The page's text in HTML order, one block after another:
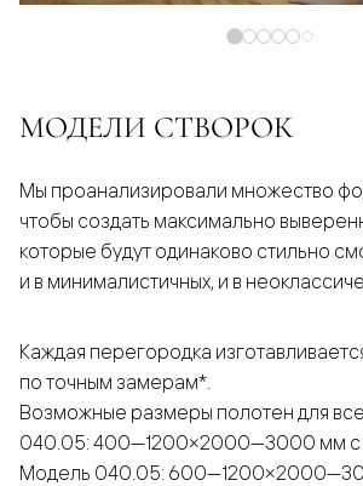
МОДЕЛИ СТВОРОК
Мы проанализировали множество
чтобы создать максимально
которые будут одинаково стильно
и в минималистичных, и в
Каждая перегородка
по точным замерам*.
Возможные размеры полотен для
040.05: 400—1200×2000—3000 мм с
Модель 040.05: